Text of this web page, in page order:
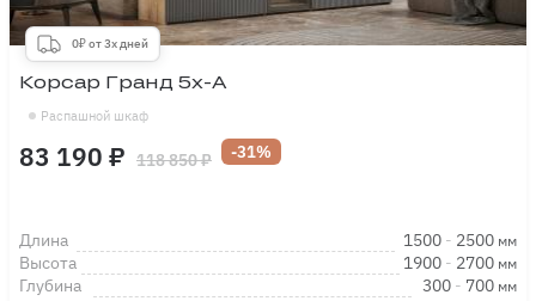
0₽ от 3х дней
Распашной шкаф
Корсар Гранд 5х-А
83 190 ₽ 118 850 ₽ -31%
Длина 1500 - 2500 мм
Высота 1900 - 2700 мм
Глубина 300 - 700 мм